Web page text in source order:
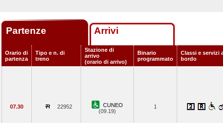
Partenze Arrivi
Orario di
partenza
Tipo e n. di
treno
Stazione di
arrivo
(orario di arrivo)
Binario
programmato
Classi e servizi
bordo
07.30 22952
CUNEO
(09.19)
1